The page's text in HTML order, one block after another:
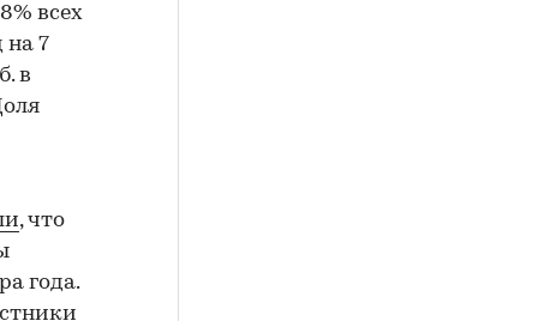
всех
на 7
в
, что
года.